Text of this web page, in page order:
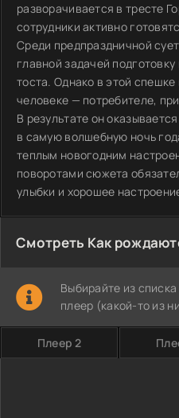
разворачивается в тресте
сотрудники активно
Среди предпраздничной
главной задачей
тоста. Однако в этой
человеке — потребителе,
В результате он
в самую волшебную ночь
теплым новогодним
поворотами сюжета
улыбки и хорошее
Смотреть Как
Выбирайте из
плеер (какой-то из
Плеер 2